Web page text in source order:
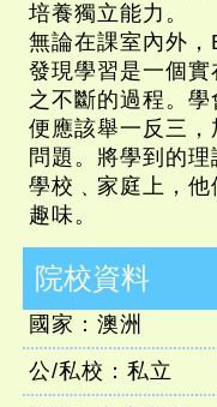
培養獨立能力。
無論在課室內外
發現學習是一個
之不斷的過程。
便應該舉一反三
問題。將學到的理
學校﹑家庭上，
趣味。
院校資料
國家：澳洲
公/私校：私立